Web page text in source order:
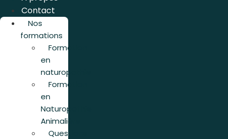
Contact
Nos
formations
Formation
en
naturopathie
Formation
en
Naturopathie
Animalière
Questions